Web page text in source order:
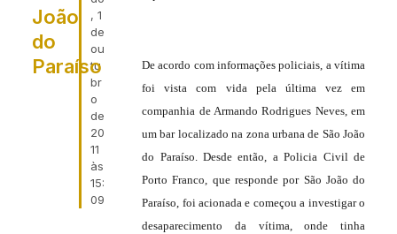
, 1
de
ou
tu
br
o
de
20
11
às
15:
09
João
do
Paraíso
De acordo com informações policiais, a vítima
foi vista com vida pela última vez em
companhia de Armando Rodrigues Neves, em
um bar localizado na zona urbana de São João
do Paraíso. Desde então, a Policia Civil de
Porto Franco, que responde por São João do
Paraíso, foi acionada e começou a investigar o
desaparecimento da vítima, onde tinha